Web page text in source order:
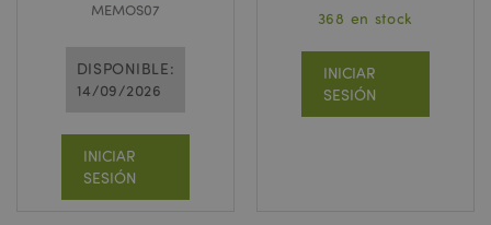
MEMOS07
DISPONIBLE:
14/09/2026
INICIAR
SESIÓN
368 en stock
INICIAR
SESIÓN